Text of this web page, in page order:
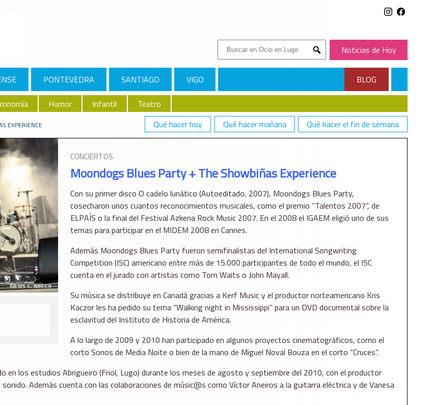
Buscar:
Submit
Noticias de Hoy
PONTEVEDRA SANTIAGO VIGO
BLOG
Humor Infantil
Teatro
Qué hacer hoy
Qué hacer mañana Qué hacer el fin de semana
EXPERIENCE
CONCIERTOS
Moondogs Blues Party + The Showbiñas Experience
Con su primer disco O cadelo lunático (Autoeditado, 2007), Moondogs Blues Party,
cosecharon unos cuantos reconocimientos musicales, como el premio “Talentos 2007”, de
ELPAÍS o la final del Festival Azkena Rock Music 2007. En el 2008 el IGAEM eligió uno de sus
temas para participar en el MIDEM 2008 en Cannes.
Además Moondogs Blues Party fueron semifinalistas del International Songwriting
Competition (ISC) americano entre más de 15.000 participantes de todo el mundo, el ISC
cuenta en el jurado con artistas como Tom Waits o John Mayall.
Su música se distribuye en Canadá gracias a Kerf Music y el productor norteamericano Kris
Kaczor les ha pedido su tema “Walking night in Mississippi” para un DVD documental sobre la
esclavitud del Instituto de Historia de América.
A lo largo de 2009 y 2010 han participado en algunos proyectos cinematográficos, como el
corto Sonos de Media Noite o bien de la mano de Miguel Noval Bouza en el corto “Cruces”.
en los estudios Abrigueiro (Friol, Lugo) durante los meses de agosto y septiembre del 2010, con el productor
Además cuenta con las colaboraciones de músic@s como Víctor Aneiros a la guitarra eléctrica y de Vanesa